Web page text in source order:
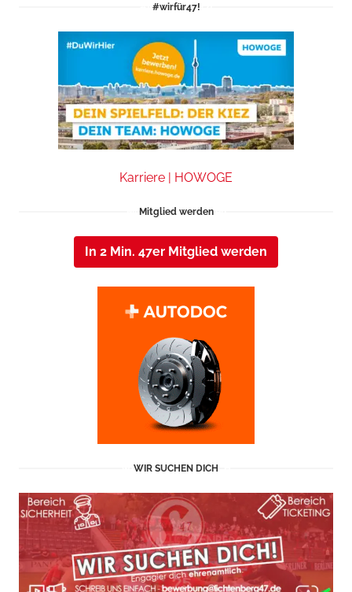
#wirfür47!
Karriere | HOWOGE
Mitglied werden
In 2 Min. 47er Mitglied werden
WIR SUCHEN DICH